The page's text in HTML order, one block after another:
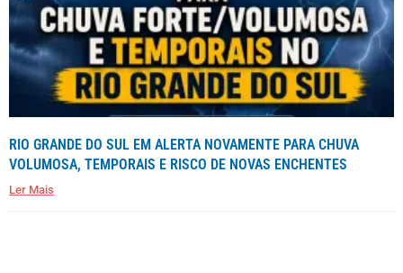
RIO GRANDE DO SUL EM ALERTA NOVAMENTE PARA CHUVA
VOLUMOSA, TEMPORAIS E RISCO DE NOVAS ENCHENTES
Ler Mais